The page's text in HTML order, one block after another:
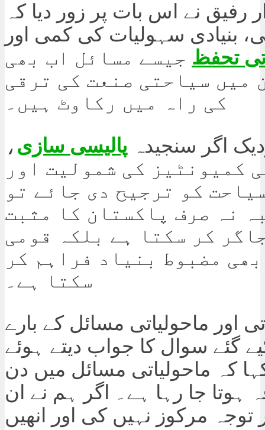
رفیق نے اس بات پر زور دیا کہ
بنیادی سہولیات کی کمی اور
تحفظ جیسے مسائل اب بھی
میں سیاحتی صنعت کی ترقی
کی راہ میں رکاوٹ ہیں۔
اگر سنجیدہ پالیسی سازی ،
کمیونٹیز کی شمولیت اور
کو ترجیح دی جائے تو
نہ صرف پاکستان کا مثبت
کر سکتا ہے بلکہ قومی
مضبوط بنیاد فراہم کر
سکتا ہے۔
اور ماحولیاتی مسائل کے بارے
گئے سوال کا جواب دیتے ہوئے
کہ ماحولیاتی مسائل میں دن
ہوتا جا رہا ہے۔ اگر ہم نے ان
توجہ مرکوز نہیں کی اور انھیں